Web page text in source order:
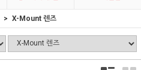
X-Mount 렌즈